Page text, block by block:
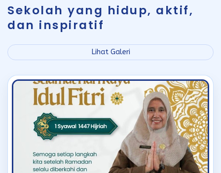
Sekolah yang hidup, aktif,
dan inspiratif
Lihat Galeri